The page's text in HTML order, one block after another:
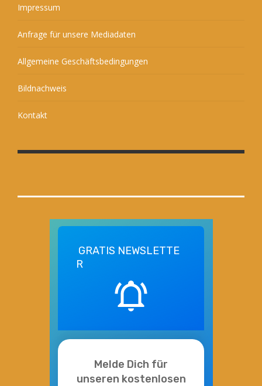
Impressum
Anfrage für unsere Mediadaten
Allgemeine Geschäftsbedingungen
Bildnachweis
Kontakt
GRATIS NEWSLETTE
R
Melde Dich für
unseren kostenlosen